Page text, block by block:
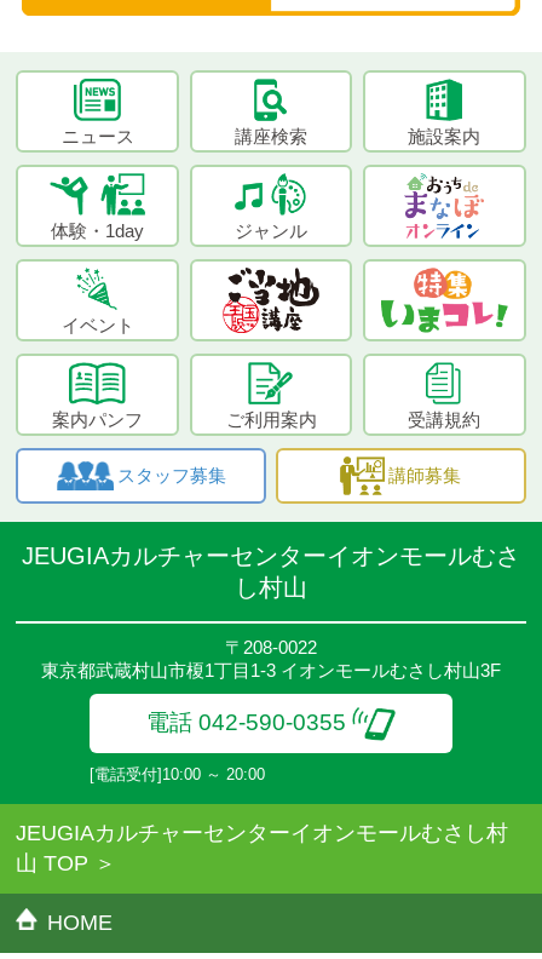
ニュース 講座検索 施設案内
体験・1day ジャンル
イベント
案内パンフ ご利用案内 受講規約
スタッフ募集 講師募集
JEUGIAカルチャーセンターイオンモールむさ
し村山
〒208-0022
東京都武蔵村山市榎1丁目1-3 イオンモールむさし村山3F
電話 042-590-0355
[電話受付]10:00 ～ 20:00
JEUGIAカルチャーセンターイオンモールむさし村
山 TOP
HOME